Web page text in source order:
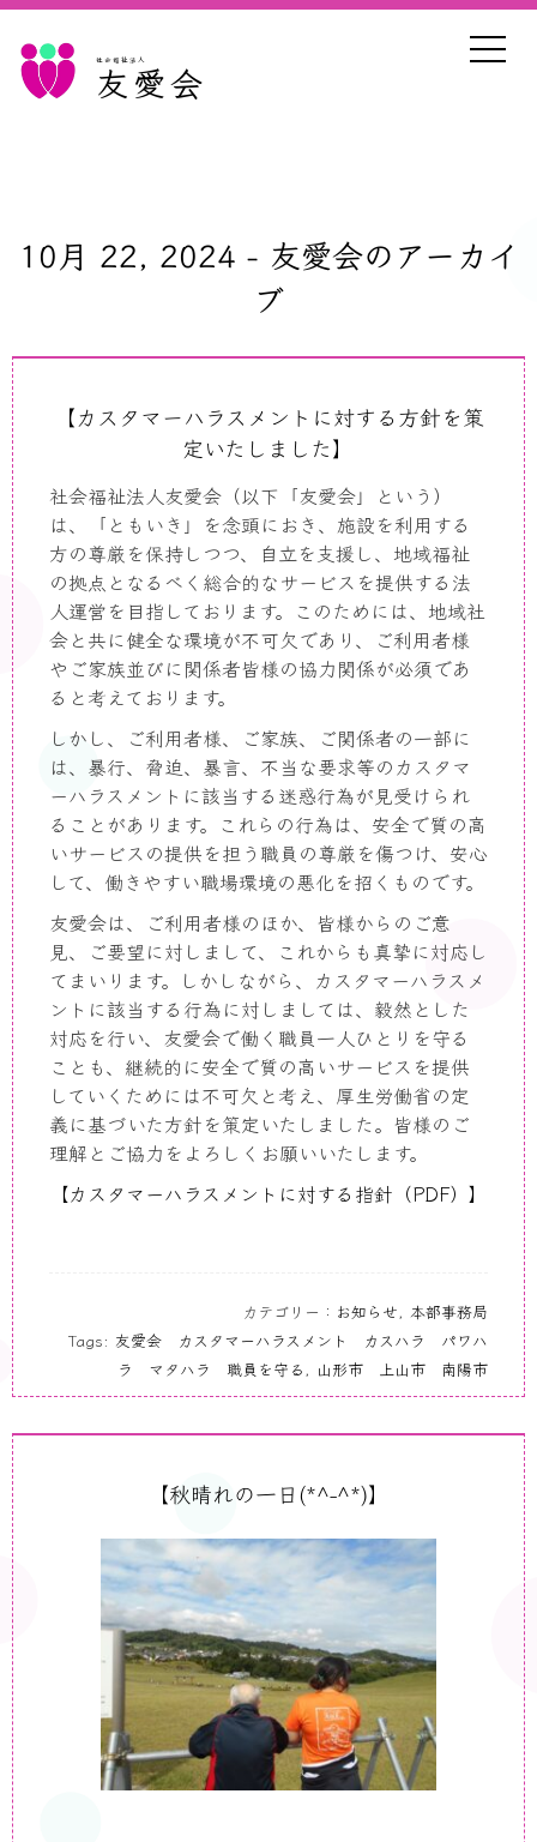
社会福祉法人
友愛会
10月 22, 2024 - 友愛会のアーカイ
ブ
【カスタマーハラスメントに対する方針を策
定いたしました】
社会福祉法人友愛会（以下「友愛会」という）
は、「ともいき」を念頭におき、施設を利用する
方の尊厳を保持しつつ、自立を支援し、地域福祉
の拠点となるべく総合的なサービスを提供する法
人運営を目指しております。このためには、地域社
会と共に健全な環境が不可欠であり、ご利用者様
やご家族並びに関係者皆様の協力関係が必須であ
ると考えております。
しかし、ご利用者様、ご家族、ご関係者の一部に
は、暴行、脅迫、暴言、不当な要求等のカスタマ
ーハラスメントに該当する迷惑行為が見受けられ
ることがあります。これらの行為は、安全で質の高
いサービスの提供を担う職員の尊厳を傷つけ、安心
して、働きやすい職場環境の悪化を招くものです。
友愛会は、ご利用者様のほか、皆様からのご意
見、ご要望に対しまして、これからも真摯に対応し
てまいります。しかしながら、カスタマーハラスメ
ントに該当する行為に対しましては、毅然とした
対応を行い、友愛会で働く職員一人ひとりを守る
ことも、継続的に安全で質の高いサービスを提供
していくためには不可欠と考え、厚生労働省の定
義に基づいた方針を策定いたしました。皆様のご
理解とご協力をよろしくお願いいたします。
【カスタマーハラスメントに対する指針（PDF）】
カテゴリー： お知らせ, 本部事務局
Tags: 友愛会 カスタマーハラスメント カスハラ パワハ
ラ マタハラ 職員を守る, 山形市 上山市 南陽市
【秋晴れの一日(*^-^*)】